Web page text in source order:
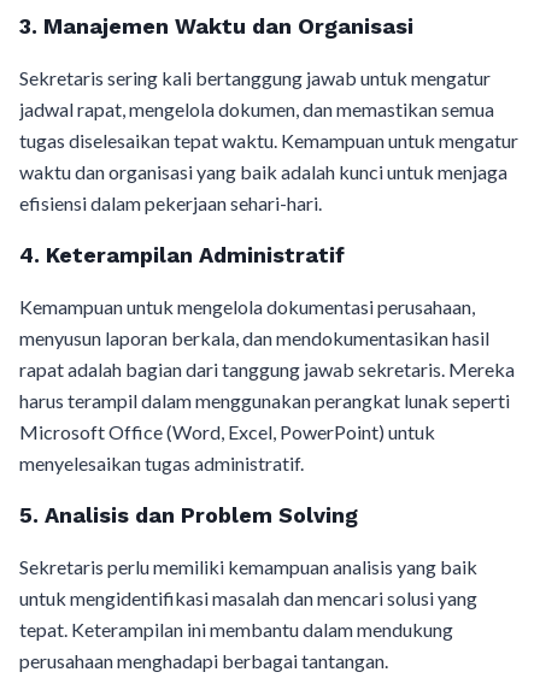
3. Manajemen Waktu dan Organisasi
Sekretaris sering kali bertanggung jawab untuk mengatur
jadwal rapat, mengelola dokumen, dan memastikan semua
tugas diselesaikan tepat waktu. Kemampuan untuk mengatur
waktu dan organisasi yang baik adalah kunci untuk menjaga
efisiensi dalam pekerjaan sehari-hari.
4. Keterampilan Administratif
Kemampuan untuk mengelola dokumentasi perusahaan,
menyusun laporan berkala, dan mendokumentasikan hasil
rapat adalah bagian dari tanggung jawab sekretaris. Mereka
harus terampil dalam menggunakan perangkat lunak seperti
Microsoft Office (Word, Excel, PowerPoint) untuk
menyelesaikan tugas administratif.
5. Analisis dan Problem Solving
Sekretaris perlu memiliki kemampuan analisis yang baik
untuk mengidentifikasi masalah dan mencari solusi yang
tepat. Keterampilan ini membantu dalam mendukung
perusahaan menghadapi berbagai tantangan.